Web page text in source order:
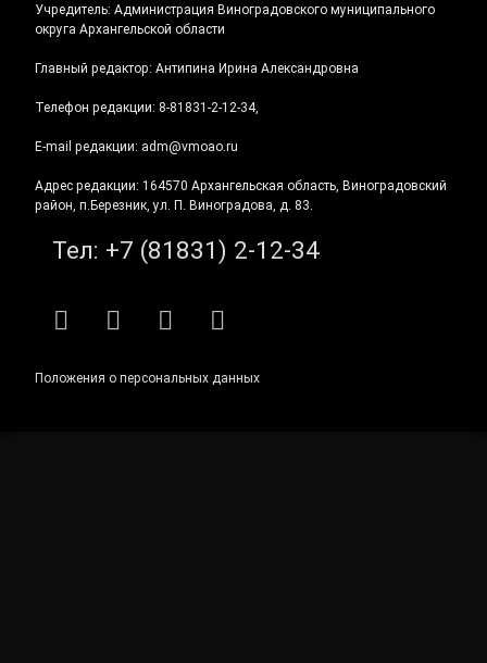
Учредитель: Администрация Виноградовского муниципального
округа Архангельской области
Главный редактор: Антипина Ирина Александровна
Телефон редакции: 8-81831-2-12-34,
E-mail редакции: adm@vmoao.ru
Адрес редакции: 164570 Архангельская область, Виноградовский
район, п.Березник, ул. П. Виноградова, д. 83.
Тел: +7 (81831) 2-12-34
RSS E-mailВКонтакте
Telegram
Положения о персональных данных